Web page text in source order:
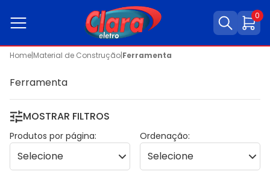
0
Home|Material de Construção|Ferramenta
Ferramenta
MOSTRAR FILTROS
Produtos por página: Ordenação: